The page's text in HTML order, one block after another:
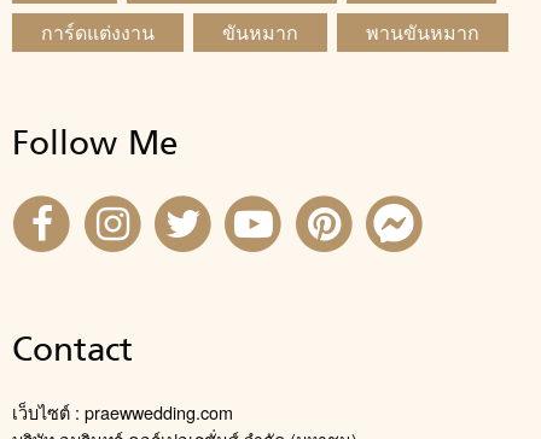
การ์ดแต่งงาน
ขันหมาก พานขันหมาก
Follow Me
Contact
เว็บไซต์ : praewwedding.com